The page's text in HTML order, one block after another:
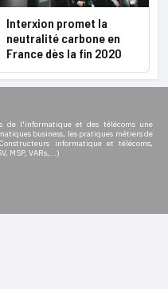
Interxion promet la
neutralité carbone en
France dès la fin 2020
de l'informatique et des télécoms une
business, les pratiques métiers de
informatique et télécoms,
MSP, VARs,...)